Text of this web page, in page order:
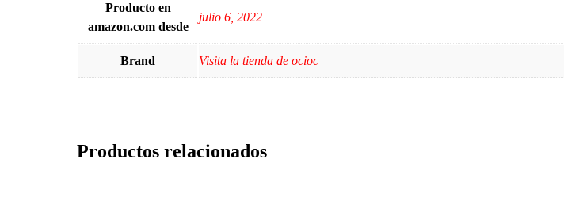
Producto en
amazon.com desde
julio 6, 2022
Brand Visita la tienda de ocioc
Productos relacionados